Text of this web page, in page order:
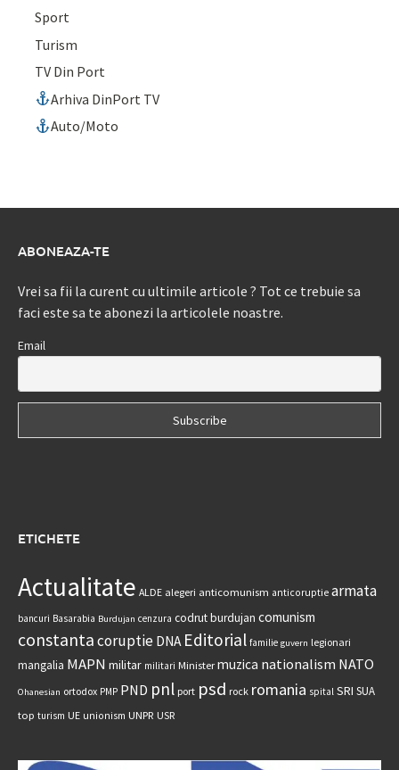
Sport
Turism
TV Din Port
Arhiva DinPort TV
Auto/Moto
ABONEAZA-TE
Vrei sa fii la curent cu ultimile articole ? Tot ce trebuie sa
faci este sa te abonezi la articolele noastre.
Email
ETICHETE
Actualitate ALDE alegeri anticomunism anticoruptie armata
bancuri Basarabia Burdujan cenzura codrut burdujan comunism
constantacoruptie DNA Editorial familie guvern legionari
mangalia MAPN militar militari Minister muzica nationalism NATO
Ohanesian ortodox PMP PND pnl port psd rock romania spital SRI SUA
top turism UE unionism UNPR USR